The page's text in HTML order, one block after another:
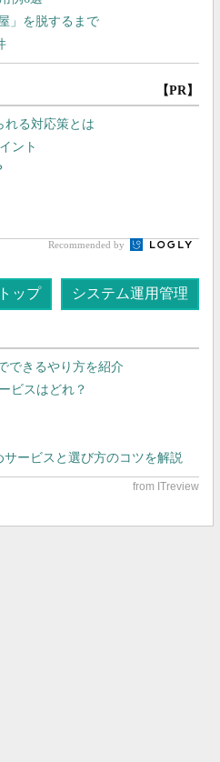
【PR】
れる対応策とは
ント
Recommended by
ップ システム運用管理
できるやり方を紹介
ビスはどれ？
サービスと選び方のコツを解説